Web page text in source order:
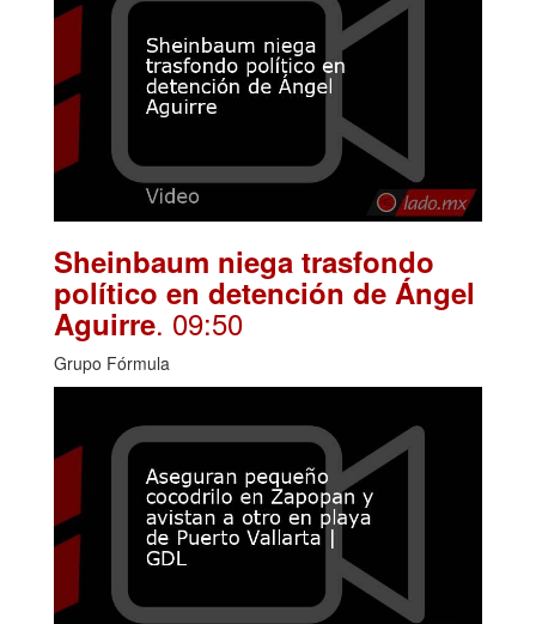
Sheinbaum niega trasfondo
político en detención de Ángel
Aguirre. 09:50
Grupo Fórmula